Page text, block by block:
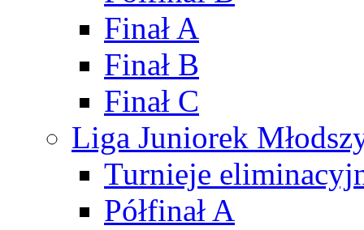
Finał A
Finał B
Finał C
Liga Juniorek
Turnieje
Półfinał A